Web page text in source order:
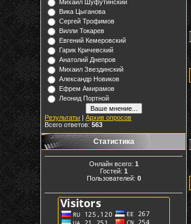
Михаил Шуфутинский
Вика Цыганова
Сергей Трофимов
Вилли Токарев
Евгений Кемеровский
Гарик Кричевский
Анатолий Днепров
Михаил Звездинский
Александр Новиков
Ефрем Амирамов
Леонид Портной
Результаты |Архив опросов
Всего ответов:563
Статистика
Онлайн всего: 1
Гостей: 1
Пользователей: 0